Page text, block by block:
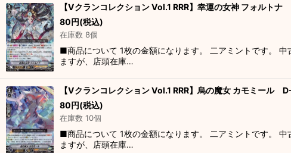
【Vクランコレクション Vol.1 RRR】幸運の女神 フォルト
80円(税込)
在庫数 8個
■商品について 1枚の金額になります。 二アミントです。
ますが、店頭在庫…
【Vクランコレクション Vol.1 RRR】烏の魔女 カモミール
80円(税込)
在庫数 10個
■商品について 1枚の金額になります。 二アミントです。
ますが、店頭在庫…